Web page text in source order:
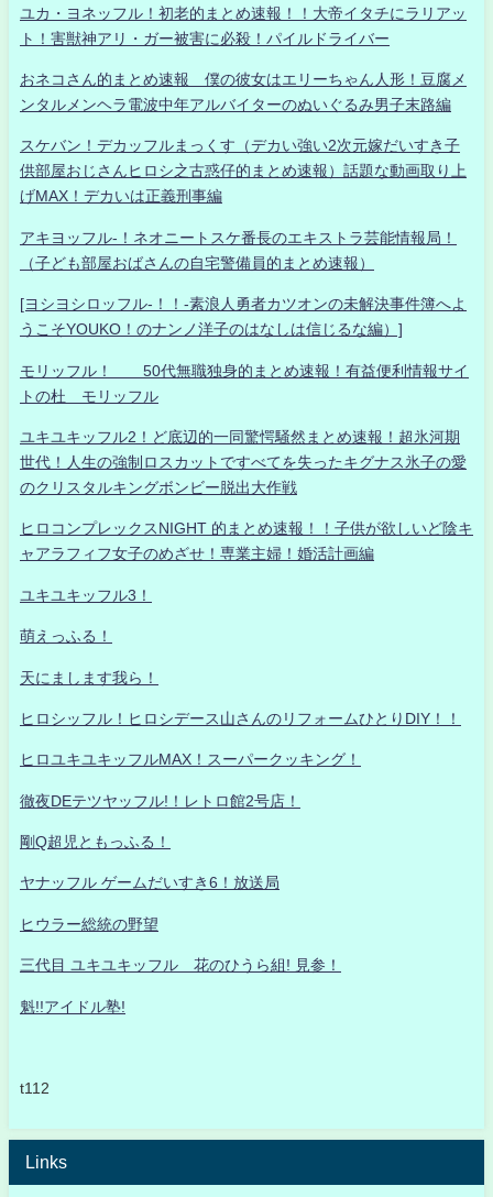
ユカ・ヨネッフル！初老的まとめ速報！！大帝イタチにラリアッ
ト！害獣神アリ・ガー被害に必殺！パイルドライバー
おネコさん的まとめ速報 僕の彼女はエリーちゃん人形！豆腐メ
ンタルメンヘラ電波中年アルバイターのぬいぐるみ男子末路編
スケバン！デカッフルまっくす（デカい強い2次元嫁だいすき子
供部屋おじさんヒロシ之古惑仔的まとめ速報）話題な動画取り上
げMAX！デカいは正義刑事編
アキヨッフル-！ネオニートスケ番長のエキストラ芸能情報局！
（子ども部屋おばさんの自宅警備員的まとめ速報）
[ヨシヨシロッフル-！！-素浪人勇者カツオンの未解決事件簿へよ
うこそYOUKO！のナンノ洋子のはなしは信じるな編）]
モリッフル！ 50代無職独身的まとめ速報！有益便利情報サイ
トの杜 モリッフル
ユキユキッフル2！ど底辺的一同驚愕騒然まとめ速報！超氷河期
世代！人生の強制ロスカットですべてを失ったキグナス氷子の愛
のクリスタルキングボンビー脱出大作戦
ヒロコンプレックスNIGHT 的まとめ速報！！子供が欲しいど陰キ
ャアラフィフ女子のめざせ！専業主婦！婚活計画編
ユキユキッフル3！
萌えっふる！
天にまします我ら！
ヒロシッフル！ヒロシデース山さんのリフォームひとりDIY！！
ヒロユキユキッフルMAX！スーパークッキング！
徹夜DEテツヤッフル!！レトロ館2号店！
剛Q超児ともっふる！
ヤナッフル ゲームだいすき6！放送局
ヒウラー総統の野望
三代目 ユキユキッフル 花のひうら組! 見参！
魁!!アイドル塾!
t112
Links